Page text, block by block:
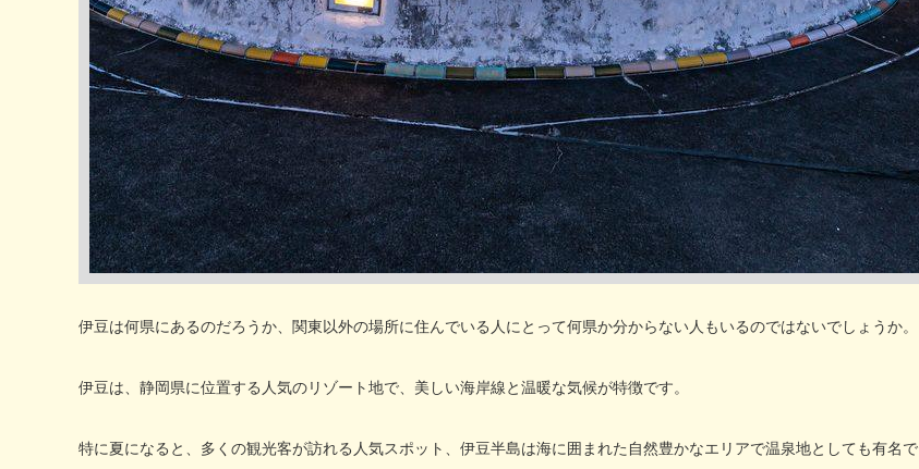
伊豆は何県にあるのだろうか、関東以外の場所に住んでいる人にとって何県か分からない人もいるのではないでしょうか。
伊豆は、静岡県に位置する人気のリゾート地で、美しい海岸線と温暖な気候が特徴です。
特に夏になると、多くの観光客が訪れる人気スポット、伊豆半島は海に囲まれた自然豊かなエリアで温泉地としても有名で